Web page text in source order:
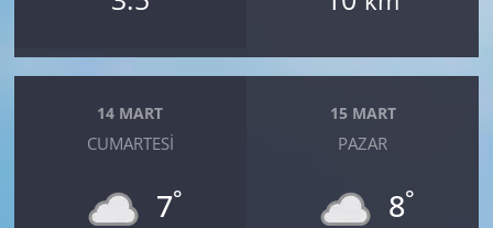
14 MART
CUMARTESI
7°
15 MART
PAZAR
8°